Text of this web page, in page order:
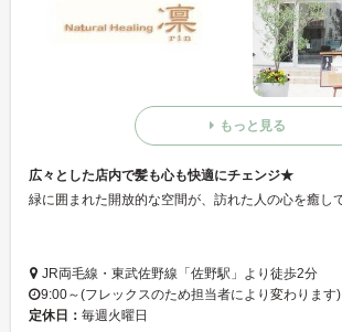
もっと見る
広々とした店内で髪も心も快適にチェンジ★
JR両毛線・東武佐野線「佐野駅」より徒歩2分
9:00～(フレックスのため担当者により変わります)
定休日： 毎週火曜日